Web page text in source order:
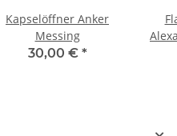
Kapselöffner Anker
Messing
30,00 € *